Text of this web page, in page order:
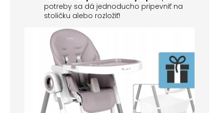
potreby sa dá jednoducho pripevniť na
stoličku alebo rozložiť!